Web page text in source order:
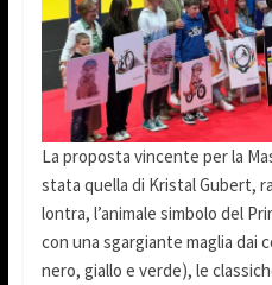
La proposta vincente per la
stata quella di Kristal Gubert,
lontra, l’animale simbolo del
con una sgargiante maglia dai
nero, giallo e verde), le